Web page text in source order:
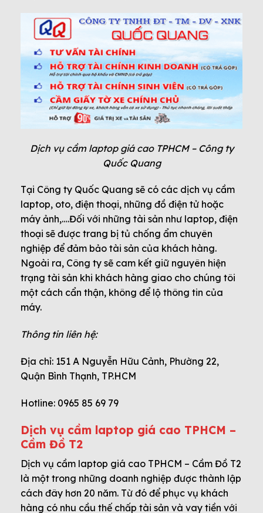
Dịch vụ cầm laptop giá cao TPHCM – Công ty
Quốc Quang
Tại Công ty Quốc Quang sẽ có các dịch vụ cầm
laptop, oto, điện thoại, những đồ điện tử hoặc
máy ảnh,….Đối với những tài sản như laptop, điện
thoại sẽ được trang bị tủ chống ẩm chuyên
nghiệp để đảm bảo tài sản của khách hàng.
Ngoài ra, Công ty sẽ cam kết giữ nguyên hiện
trạng tài sản khi khách hàng giao cho chúng tôi
một cách cẩn thận, không để lộ thông tin của
máy.
Thông tin liên hệ:
Địa chỉ: 151 A Nguyễn Hữu Cảnh, Phường 22,
Quận Bình Thạnh, TP.HCM
Hotline: 0965 85 69 79
Dịch vụ cầm laptop giá cao TPHCM –
Cầm Đồ T2
Dịch vụ cầm laptop giá cao TPHCM – Cầm Đồ T2
là một trong những doanh nghiệp được thành lập
cách đây hơn 20 năm. Từ đó để phục vụ khách
hàng có nhu cầu thế chấp tài sản và vay tiền với